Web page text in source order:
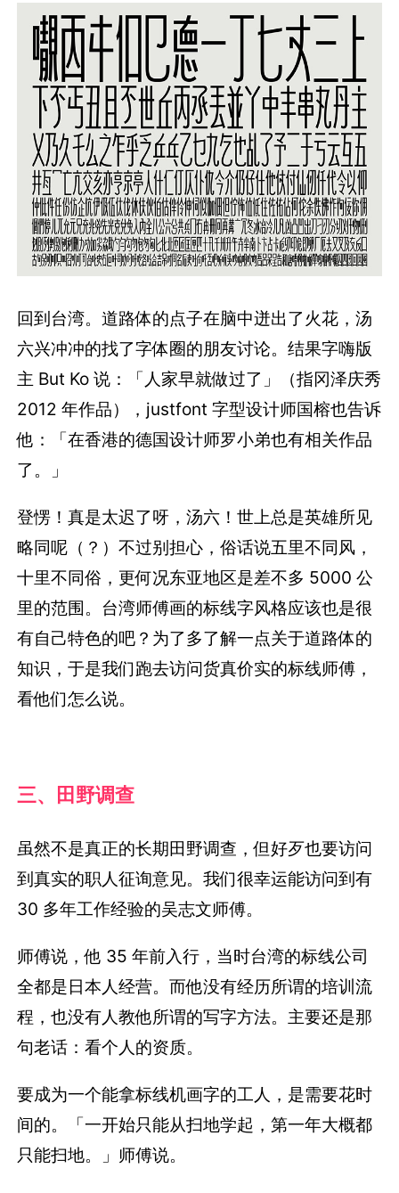
回到台湾。道路体的点子在脑中迸出了火花，汤
六兴冲冲的找了字体圈的朋友讨论。结果字嗨版
主 But Ko 说：「人家早就做过了」（指冈泽庆秀
2012 年作品），justfont 字型设计师国榕也告诉
他：「在香港的德国设计师罗小弟也有相关作品
了。」
登愣！真是太迟了呀，汤六！世上总是英雄所见
略同呢（？）不过别担心，俗话说五里不同风，
十里不同俗，更何况东亚地区是差不多 5000 公
里的范围。台湾师傅画的标线字风格应该也是很
有自己特色的吧？为了多了解一点关于道路体的
知识，于是我们跑去访问货真价实的标线师傅，
看他们怎么说。
三、田野调查
虽然不是真正的长期田野调查，但好歹也要访问
到真实的职人征询意见。我们很幸运能访问到有
30 多年工作经验的吴志文师傅。
师傅说，他 35 年前入行，当时台湾的标线公司
全都是日本人经营。而他没有经历所谓的培训流
程，也没有人教他所谓的写字方法。主要还是那
句老话：看个人的资质。
要成为一个能拿标线机画字的工人，是需要花时
间的。「一开始只能从扫地学起，第一年大概都
只能扫地。」师傅说。